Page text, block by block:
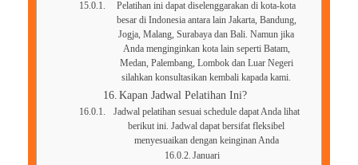
Pelatihan ini dapat diselenggarakan di kota-kota
besar di Indonesia antara lain Jakarta, Bandung,
Jogja, Malang, Surabaya dan Bali. Namun jika
Anda menginginkan kota lain seperti Batam,
Medan, Palembang, Lombok dan Luar Negeri
silahkan konsultasikan kembali kapada kami.
Kapan Jadwal Pelatihan Ini?
Jadwal pelatihan sesuai schedule dapat Anda lihat
berikut ini. Jadwal dapat bersifat fleksibel
menyesuaikan dengan keinginan Anda
Januari